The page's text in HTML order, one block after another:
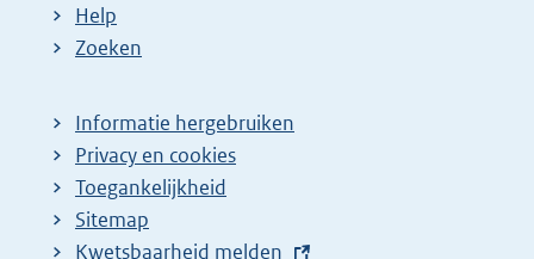
Help
Zoeken
Informatie hergebruiken
Privacy en cookies
Toegankelijkheid
Sitemap
E
Kwetsbaarheid melden